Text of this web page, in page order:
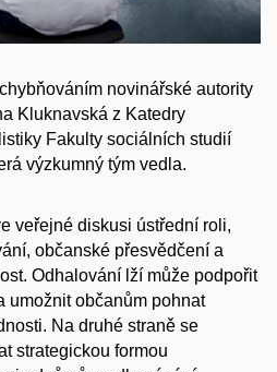
novinářské autority
Kluknavská z Katedry
Fakulty sociálních studií
výzkumný tým vedla.
veřejné diskusi ústřední roli,
občanské přesvědčení a
Odhalování lží může podpořit
umožnit občanům pohnat
Na druhé straně se
strategickou formou